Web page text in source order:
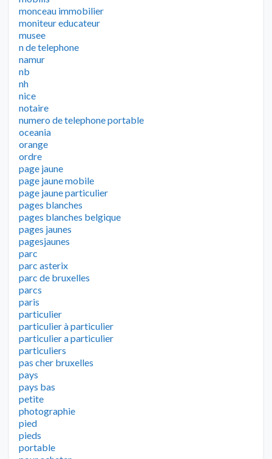
monceau immobilier
moniteur educateur
musee
n de telephone
namur
nb
nh
nice
notaire
numero de telephone portable
oceania
orange
ordre
page jaune
page jaune mobile
page jaune particulier
pages blanches
pages blanches belgique
pages jaunes
pagesjaunes
parc
parc asterix
parc de bruxelles
parcs
paris
particulier
particulier à particulier
particulier a particulier
particuliers
pas cher bruxelles
pays
pays bas
petite
photographie
pied
pieds
portable